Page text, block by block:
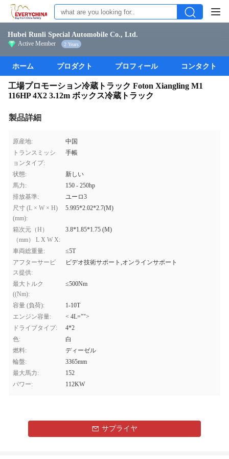
Hubei Runli Special Automobile Co., Ltd.
Active Member 2 Years
ホーム プロダクト プロフィール コンタクト
工場プロモーション冷蔵トラック Foton Xiangling M1
116HP 4X2 3.12m ボックス冷蔵トラック
製品詳細
原産地:
中国
トランスミッシ
ョンタイプ:
手帳
状態:
新しい
馬力:
150 - 250hp
排放基準:
ユーロ3
尺寸 (L × W × H)
(mm):
5.995*2.02*2.7(M)
箱次元（H）
（mm） L X W X:
3.8*1.85*1.75 (M)
車両総重量:
≤5T
アフターサービ
ス提供:
ビデオ技術サポート,オンラインサポート
最大トルク
((Nm):
≤500Nm
容量 (負荷):
1-10T
エンジン容量:
< 4L="">
ドライブタイプ:
4*2
色:
白
燃料:
ディーゼル
輪盤:
3365mm
最大馬力:
152
パワー:
112KW
サプライヤ